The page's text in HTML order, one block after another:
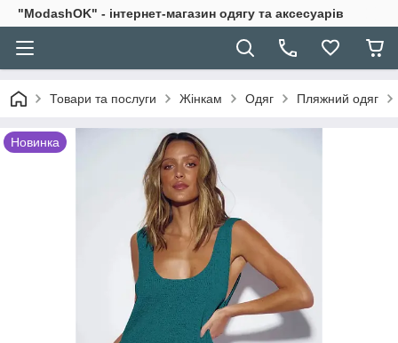
"ModashOK" - інтернет-магазин одягу та аксесуарів
Товари та послуги Жінкам Одяг Пляжний одяг
Новинка